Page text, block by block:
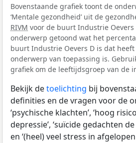
Bovenstaande grafiek toont de
‘Mentale gezondheid’ uit de
RIVM voor de buurt Industrie
onderwerp getoond wat het
buurt Industrie Oevers D is dat
onderwerp van toepassing is.
grafiek om de leeftijdsgroep van de
Bekijk detoelichting bij
definities en de vragen voor de
‘psychische klachten’, ‘hoog
depressie’, ‘suïcide gedachten
en ‘(heel) veel stress in afgelopen